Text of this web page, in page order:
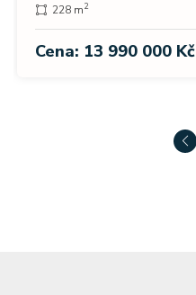
228 m2
Cena: 13 990 000 Kč